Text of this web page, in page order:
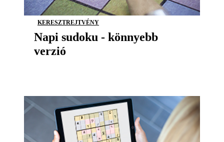
KERESZTREJTVÉNY
Napi sudoku - könnyebb
verzió